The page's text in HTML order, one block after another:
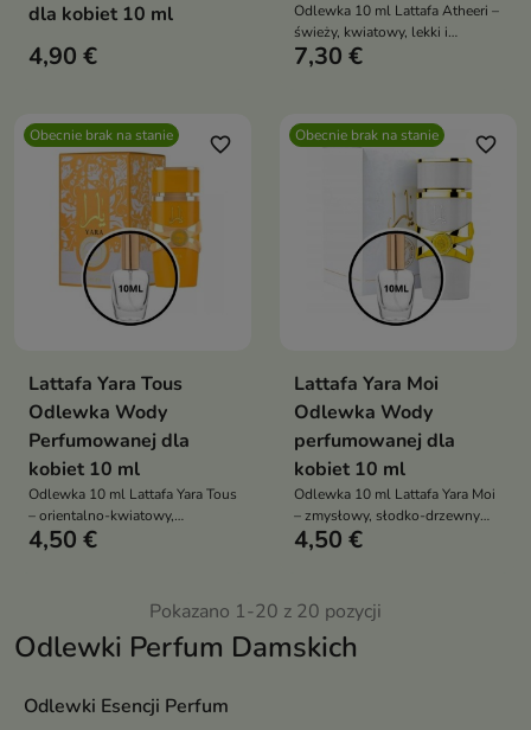
Odlewki Perfum Damskich
Odlewki Esencji Perfum
dla kobiet 10 ml
4,90 €
Odlewka 10 ml Lattafa Atheeri –
świeży, kwiatowy, lekki i
elegancki zapach dla kobiet z
7,30 €
Obecnie brak na stanie favorite_border
Lattafa Yara Tous
Odlewka Wody
Perfumowanej dla
kobiet 10 ml
Odlewka 10 ml Lattafa Yara Tous
– orientalno-kwiatowy,
zmysłowy zapach dla kobiet w
4,50 €
Obecnie brak na stanie favorite_border
Lattafa Yara Moi
Odlewka Wody
perfumowanej dla
kobiet 10 ml
Odlewka 10 ml Lattafa Yara Moi
– zmysłowy, słodko-drzewny
zapach gourmand dla kobiet w
4,50 €
Pokazano 1-20 z 20 pozycji